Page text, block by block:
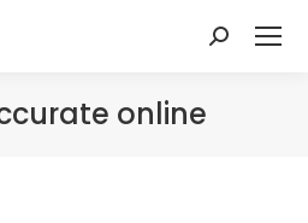
Search:
online